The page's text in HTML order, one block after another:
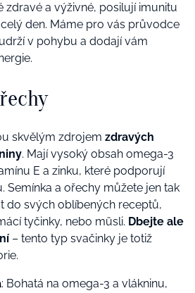
zdravé a výživné, posilují imunitu
den. Máme pro vás průvodce
v pohybu a dodají vám
skvělým zdrojem zdravých
. Mají vysoký obsah omega-3
E a zinku, které podporují
Semínka a ořechy můžete jen tak
do svých oblíbených receptů,
tyčinky, nebo müsli. Dbejte ale
– tento typ svačinky je totiž
: Bohatá na omega-3 a vlákninu,